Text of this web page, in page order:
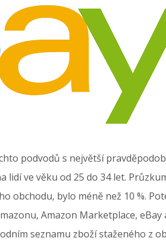
podvodů s největší
ve věku od 25 do 34 let.
obchodu, bylo méně než 10 %.
Amazon Marketplace,
seznamu zboží staženého z